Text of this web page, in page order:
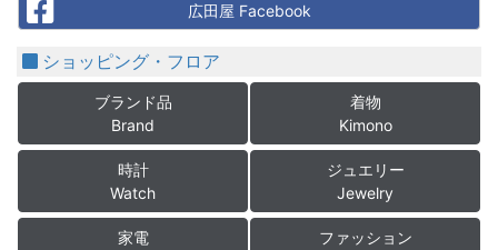
Facebook 広田屋 Facebook
ショッピング・フロア
ブランド品
Brand
着物
Kimono
時計
Watch
ジュエリー
Jewelry
家電
ファッション